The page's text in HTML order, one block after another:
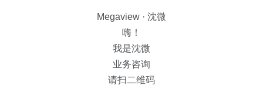
Megaview · 沈微
嗨！
我是沈微
业务咨询
请扫二维码